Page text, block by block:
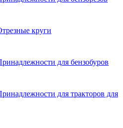
круги
для бензобуров
для тракторов для